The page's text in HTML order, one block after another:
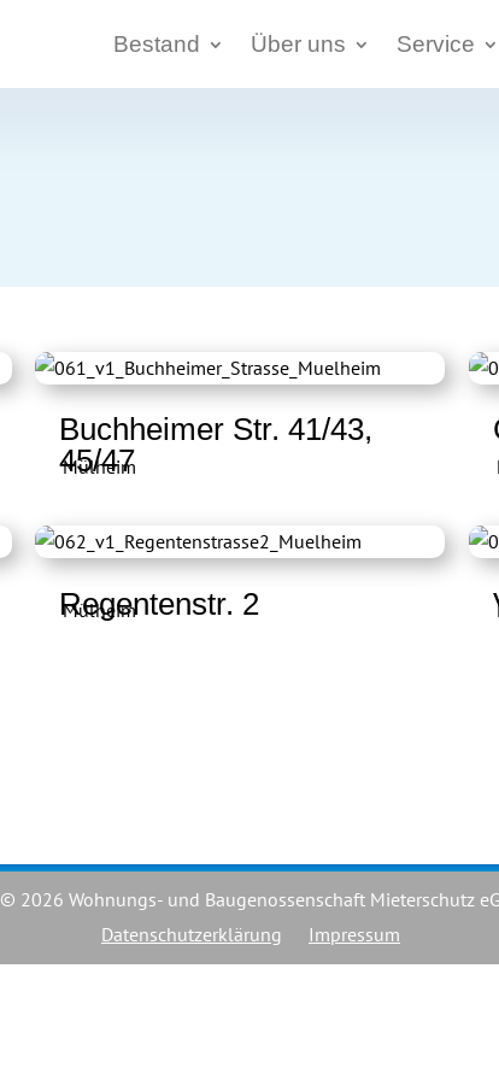
Bestand Über uns Service
Buchheimer Str. 41/43,
45/47
Mülheim
Regentenstr. 2
Mülheim
© 2026 Wohnungs- und Baugenossenschaft Mieterschutz eG
Datenschutzerklärung
Impressum